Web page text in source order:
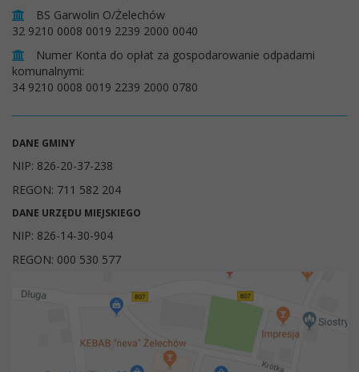
BS Garwolin O/Żelechów
32 9210 0008 0019 2239 2000 0040
Numer Konta do opłat za gospodarowanie odpadami
komunalnymi:
34 9210 0008 0019 2239 2000 0780
DANE GMINY
NIP: 826-20-37-238
REGON: 711 582 204
DANE URZĘDU MIEJSKIEGO
NIP: 826-14-30-904
REGON: 000 530 577